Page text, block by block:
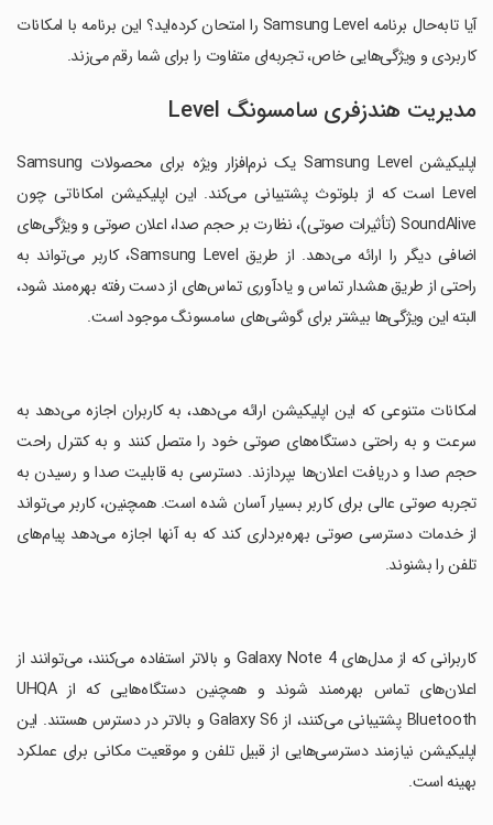
آیا تابه‌حال برنامه Samsung Level را امتحان کرده‌اید؟ این برنامه با امکانات
کاربردی و ویژگی‌هایی خاص، تجربه‌ای متفاوت را برای شما رقم می‌زند.
مدیریت هندزفری سامسونگ Level
اپلیکیشن Samsung Level یک نرم‌افزار ویژه برای محصولات Samsung
Level است که از بلوتوث پشتیبانی می‌کند. این اپلیکیشن امکاناتی چون
SoundAlive (تأثیرات صوتی)، نظارت بر حجم صدا، اعلان صوتی و ویژگی‌های
اضافی دیگر را ارائه می‌دهد. از طریق Samsung Level، کاربر می‌تواند به
راحتی از طریق هشدار تماس و یادآوری تماس‌های از دست رفته بهره‌مند شود،
البته این ویژگی‌ها بیشتر برای گوشی‌های سامسونگ موجود است.
‏امکانات متنوعی که این اپلیکیشن ارائه می‌دهد، به کاربران اجازه می‌دهد به
سرعت و به راحتی دستگاه‌های صوتی خود را متصل کنند و به کنترل راحت
حجم صدا و دریافت اعلان‌ها بپردازند. دسترسی به قابلیت صدا و رسیدن به
تجربه صوتی عالی برای کاربر بسیار آسان شده است. همچنین، کاربر می‌تواند
از خدمات دسترسی صوتی بهره‌برداری کند که به آنها اجازه می‌دهد پیام‌های
تلفن را بشنوند.
‏کاربرانی که از مدل‌های Galaxy Note 4 و بالاتر استفاده می‌کنند، می‌توانند از
اعلان‌های تماس بهره‌مند شوند و همچنین دستگاه‌هایی که از UHQA
Bluetooth پشتیبانی می‌کنند، از Galaxy S6 و بالاتر در دسترس هستند. این
اپلیکیشن نیازمند دسترسی‌هایی از قبیل تلفن و موقعیت مکانی برای عملکرد
بهینه است.